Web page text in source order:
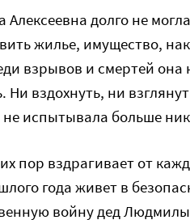
долго не
жилье, имущество,
взрывов и смертей она
Ни вздохнуть, ни
не испытывала больше
пор вздрагивает от
года живет в
войну дед